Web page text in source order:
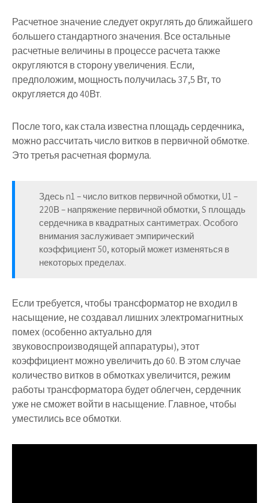
Расчетное значение следует округлять до ближайшего
большего стандартного значения. Все остальные
расчетные величины в процессе расчета также
округляются в сторону увеличения. Если,
предположим, мощность получилась 37,5 Вт, то
округляется до 40Вт.
После того, как стала известна площадь сердечника,
можно рассчитать число витков в первичной обмотке.
Это третья расчетная формула.
Здесь n1 – число витков первичной обмотки, U1 –
220В – напряжение первичной обмотки, S площадь
сердечника в квадратных сантиметрах. Особого
внимания заслуживает эмпирический
коэффициент 50, который может изменяться в
некоторых пределах.
Если требуется, чтобы трансформатор не входил в
насыщение, не создавал лишних электромагнитных
помех (особенно актуально для
звуковоспроизводящей аппаратуры), этот
коэффициент можно увеличить до 60. В этом случае
количество витков в обмотках увеличится, режим
работы трансформатора будет облегчен, сердечник
уже не сможет войти в насыщение. Главное, чтобы
уместились все обмотки.